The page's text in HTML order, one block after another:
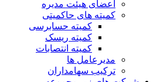
اعضای هیئت مدیره
کمیته های حاکمیتی
کمیته حسابرسی
کمیته ریسک
کمیته انتصابات
مدیرعامل ها
ترکیب سهامداران